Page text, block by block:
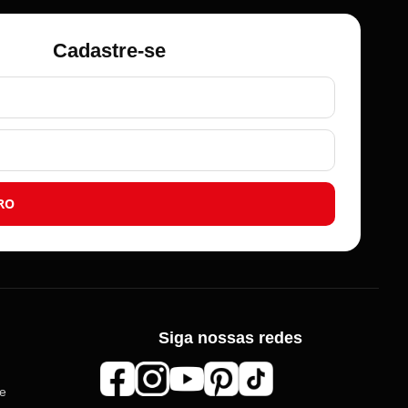
Cadastre-se
Siga nossas redes